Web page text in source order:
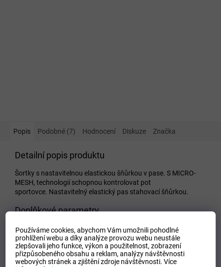
Používáme cookies, abychom Vám umožnili pohodlné
prohlížení webu a díky analýze provozu webu neustále
zlepšovali jeho funkce, výkon a použitelnost,zobrazení
přizpůsobeného obsahu a reklam, analýzy návštěvnosti
webových stránek a zjištění zdroje návštěvnosti.Více
Popis Podobné (7) Hodnocení Diskuze Značka
Detailní popis produktu
Šortky s nastavitelnou elastickou šňůrkou v pase. S MICRO-
MESH, technologií schopnou kontrolovat pot
sportovce. Nastavitelný elastický pas stahovací šňůrkou.
Doplňkové parametry
Kategorie:
Dětské kraťasy a šortky
EAN:
Zvolte variantu
Tipo Mdelo:
T
Composicion: 100% Polyester